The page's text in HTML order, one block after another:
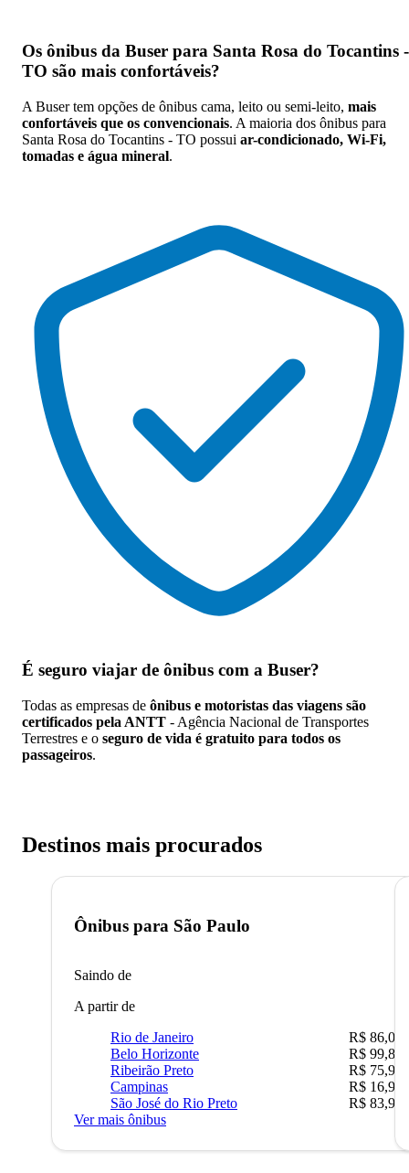
Os ônibus da Buser para Santa Rosa do Tocantins -
TO são mais confortáveis?
A Buser tem opções de ônibus cama, leito ou semi-leito, mais
confortáveis que os convencionais. A maioria dos ônibus para
Santa Rosa do Tocantins - TO possui ar-condicionado, Wi-Fi,
tomadas e água mineral.
É seguro viajar de ônibus com a Buser?
Todas as empresas de ônibus e motoristas das viagens são
certificados pela ANTT - Agência Nacional de Transportes
Terrestres e o seguro de vida é gratuito para todos os
passageiros.
Destinos mais procurados
Ônibus para São Paulo
Saindo de
A partir de
Rio de Janeiro
R$ 86,00
Belo Horizonte
R$ 99,89
Ribeirão Preto
R$ 75,90
Campinas
R$ 16,90
São José do Rio Preto
R$ 83,90
Ver mais ônibus